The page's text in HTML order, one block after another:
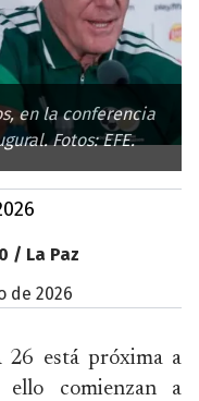
en la conferencia
Fotos: EFE.
/ La Paz
de 2026
26 está próxima a
comienzan a